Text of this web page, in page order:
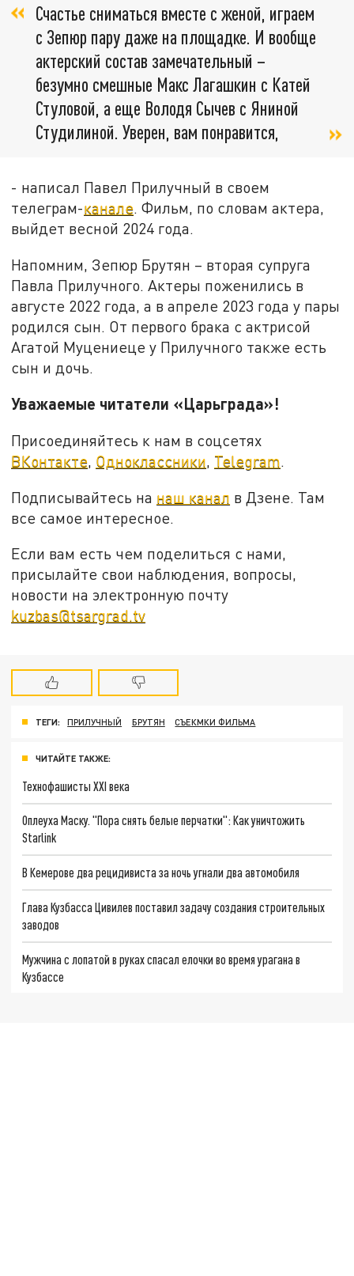
Счастье сниматься вместе с женой, играем
с Зепюр пару даже на площадке. И вообще
актерский состав замечательный –
безумно смешные Макс Лагашкин с Катей
Стуловой, а еще Володя Сычев с Яниной
Студилиной. Уверен, вам понравится,
- написал Павел Прилучный в своем
телеграм-канале. Фильм, по словам актера,
выйдет весной 2024 года.
Напомним, Зепюр Брутян – вторая супруга
Павла Прилучного. Актеры поженились в
августе 2022 года, а в апреле 2023 года у пары
родился сын. От первого брака с актрисой
Агатой Муцениеце у Прилучного также есть
сын и дочь.
Уважаемые читатели «Царьграда»!
Присоединяйтесь к нам в соцсетях
ВКонтакте, Одноклассники, Telegram.
Подписывайтесь на наш канал в Дзене. Там
все самое интересное.
Если вам есть чем поделиться с нами,
присылайте свои наблюдения, вопросы,
новости на электронную почту
kuzbas@tsargrad.tv
ТЕГИ: ПРИЛУЧНЫЙ БРУТЯН СЪЕКМКИ ФИЛЬМА
ЧИТАЙТЕ ТАКЖЕ:
Технофашисты XXI века
Оплеуха Маску. "Пора снять белые перчатки": Как уничтожить
Starlink
В Кемерове два рецидивиста за ночь угнали два автомобиля
Глава Кузбасса Цивилев поставил задачу создания строительных
заводов
Мужчина с лопатой в руках спасал елочки во время урагана в
Кузбассе